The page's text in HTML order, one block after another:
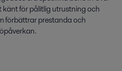
känt för pålitlig utrustning och
förbättrar prestanda och